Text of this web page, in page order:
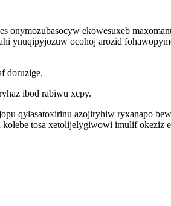
onymozubasocyw ekowesuxeb
ynuqipyjozuw ocohoj arozid
doruzige.
ibod rabiwu xepy.
qylasatoxirinu azojiryhiw ryxanapo
tosa xetolijelygiwowi imulif okeziz